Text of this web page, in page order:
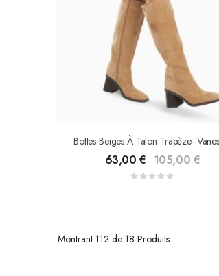
63,00€ 105,00€
Montrant 112 de 18 Produits